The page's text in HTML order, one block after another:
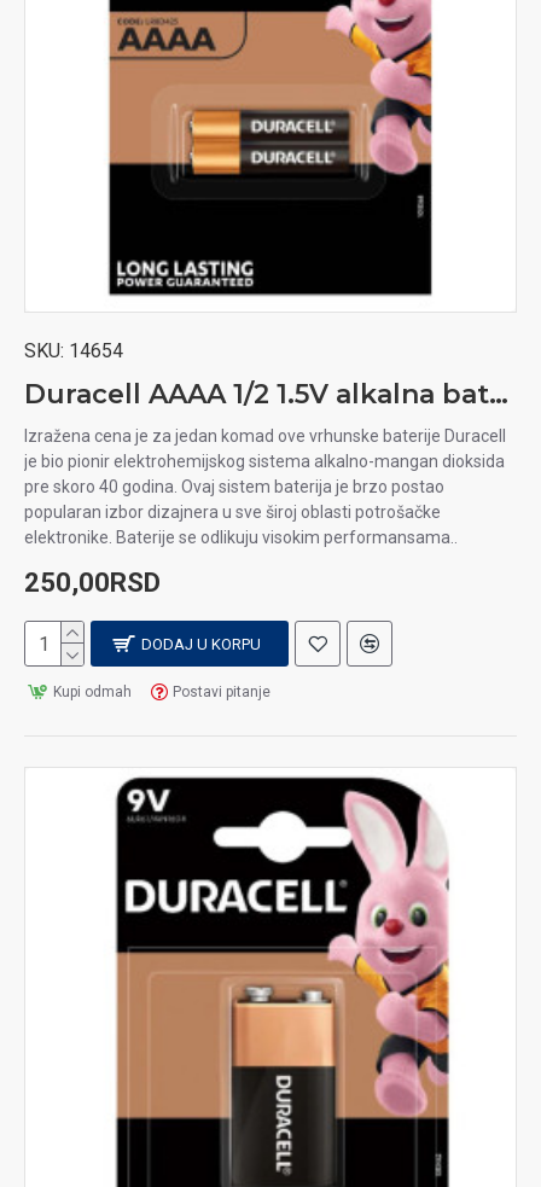
SKU: 14654
Duracell AAAA 1/2 1.5V alkalna baterija
Izražena cena je za jedan komad ove vrhunske baterije Duracell
je bio pionir elektrohemijskog sistema alkalno-mangan dioksida
pre skoro 40 godina. Ovaj sistem baterija je brzo postao
popularan izbor dizajnera u sve široj oblasti potrošačke
elektronike. Baterije se odlikuju visokim performansama..
250,00RSD
DODAJ U KORPU
Kupi odmah Postavi pitanje